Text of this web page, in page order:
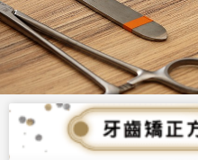
頁
面
頁
面